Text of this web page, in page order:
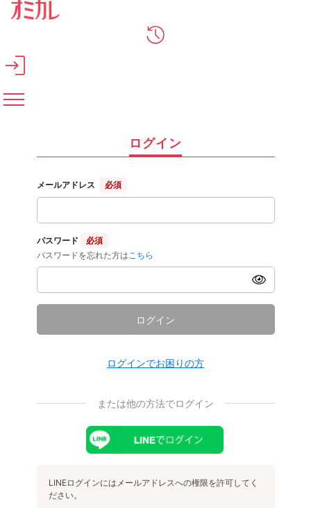
メインコンテンツへスキップ
ログイン
メールアドレス 必須
パスワード
必須
パスワードを忘れた方は こちら
ログイン
ログインでお困りの方
または他の方法でログイン
LINEログインにはメールアドレスへの権限を許可してく
ださい。